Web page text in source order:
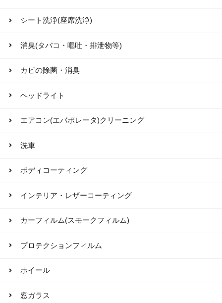
シート洗浄(座席洗浄)
消臭(タバコ・嘔吐・排泄物等)
カビの除菌・消臭
ヘッドライト
エアコン(エバポレータ)クリーニング
洗車
ボディコーティング
インテリア・レザーコーティング
カーフィルム(スモークフィルム)
プロテクションフィルム
ホイール
窓ガラス